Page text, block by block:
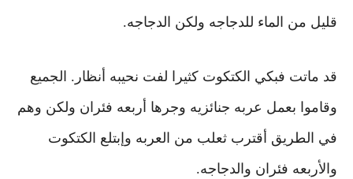
قليل من الماء للدجاجه ولكن الدجاجه.
قد ماتت فبكي الكتكوت كثيرا لفت نحيبه أنظار. الجميع
وقاموا بعمل عربه جنائزيه وجرها أربعه فئران ولكن وهم
في الطريق أقترب ثعلب من العربه وإبتلع الكتكوت
والأربعه فئران والدجاجه.